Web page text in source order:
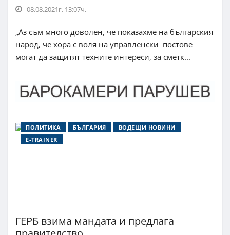
08.08.2021г. 13:07ч.
„Аз съм много доволен, че показахме на българския
народ, че хора с воля на управленски постове
могат да защитят техните интереси, за сметк...
ПОЛИТИКА БЪЛГАРИЯ
ВОДЕЩИ НОВИНИ
E-TRAINER
ГЕРБ взима мандата и предлага